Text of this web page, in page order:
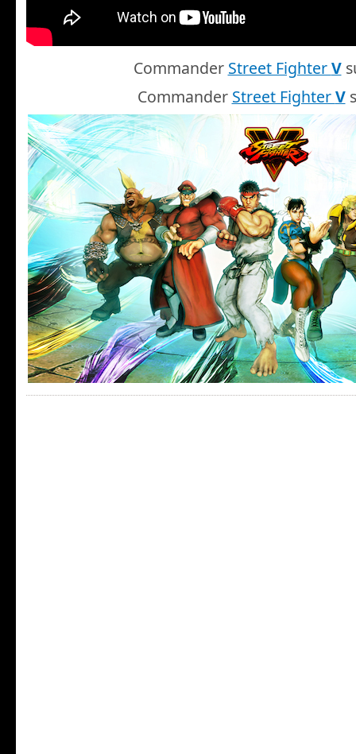
Commander Street FighterV
Commander Street FighterV